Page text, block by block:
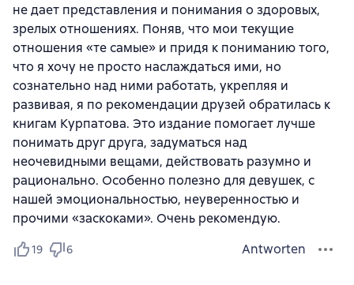
не дает представления и понимания о здоровых,
зрелых отношениях. Поняв, что мои текущие
отношения «те самые» и придя к пониманию того,
что я хочу не просто наслаждаться ими, но
сознательно над ними работать, укрепляя и
развивая, я по рекомендации друзей обратилась к
книгам Курпатова. Это издание помогает лучше
понимать друг друга, задуматься над
неочевидными вещами, действовать разумно и
рационально. Особенно полезно для девушек, с
нашей эмоциональностью, неуверенностью и
прочими «заскоками». Очень рекомендую.
19 6 Antworten